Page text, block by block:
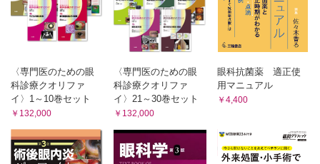
〈専門医のための眼
科診療クオリファ
イ〉1～10巻セット
￥132,000
〈専門医のための眼
科診療クオリファ
イ〉21～30巻セット
￥132,000
眼科抗菌薬 適正使
用マニュアル
￥4,400